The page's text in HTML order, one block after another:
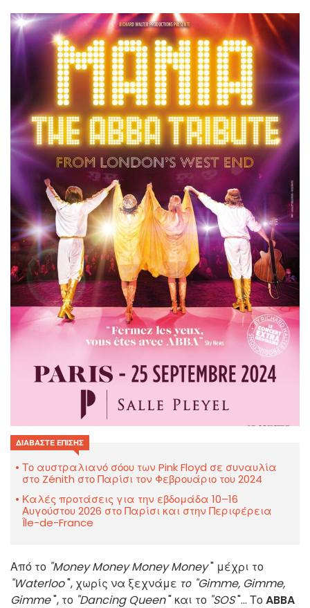
ΔΙΑΒΆΣΤΕ ΕΠΊΣΗΣ
Το αυστραλιανό σόου των Pink Floyd σε συναυλία
στο Zénith στο Παρίσι τον Φεβρουάριο του 2024
Καλές προτάσεις για την εβδομάδα 10–16
Αυγούστου 2026 στο Παρίσι και στην Περιφέρεια
Île-de-France
Από το "Money Money Money Money" μέχρι το
"Waterloo", χωρίς να ξεχνάμε το "Gimme, Gimme,
Gimme", το "Dancing Queen" και το "SOS"... ΤοABBA